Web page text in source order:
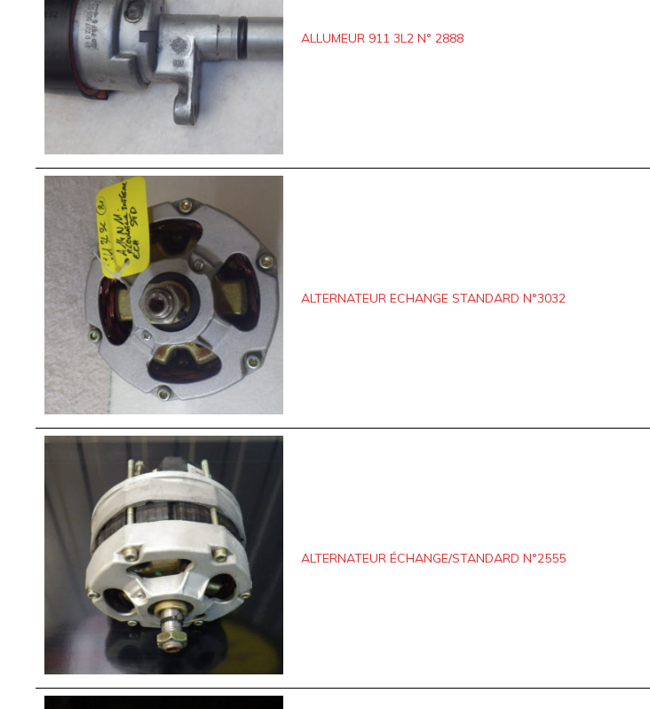
ALLUMEUR 911 3L2 N° 2888
ALTERNATEUR ECHANGE STANDARD N°3032
ALTERNATEUR ÉCHANGE/STANDARD N°2555